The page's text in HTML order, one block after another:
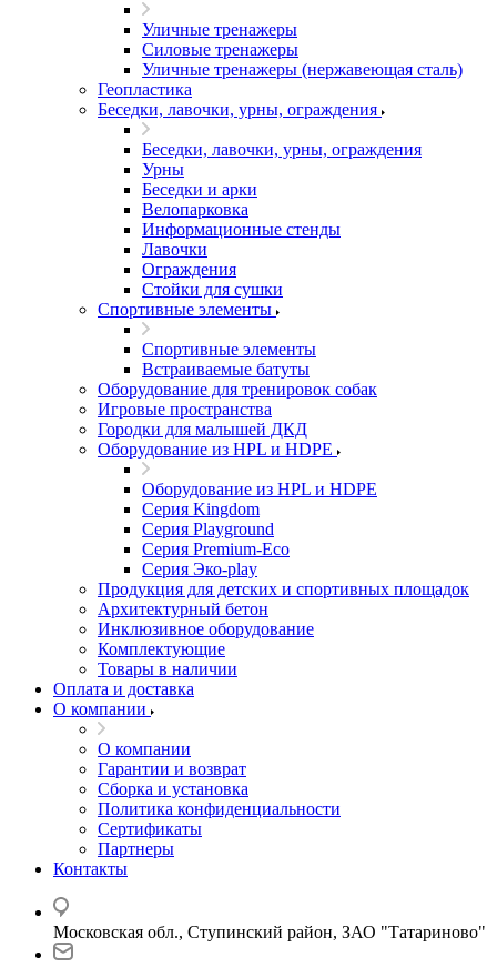
Уличные тренажеры
Силовые тренажеры
Уличные тренажеры (нержавеющая сталь)
Геопластика
Беседки, лавочки, урны, ограждения
Беседки, лавочки, урны, ограждения
Урны
Беседки и арки
Велопарковка
Информационные стенды
Лавочки
Ограждения
Стойки для сушки
Спортивные элементы
Спортивные элементы
Встраиваемые батуты
Оборудование для тренировок собак
Игровые пространства
Городки для малышей ДКД
Оборудование из HPL и HDPE
Оборудование из HPL и HDPE
Серия Kingdom
Серия Playground
Серия Premium-Eco
Серия Эко-play
Продукция для детских и спортивных площадок
Архитектурный бетон
Инклюзивное оборудование
Комплектующие
Товары в наличии
Оплата и доставка
О компании
О компании
Гарантии и возврат
Сборка и установка
Политика конфиденциальности
Сертификаты
Партнеры
Контакты
Московская обл., Ступинский район, ЗАО "Татариново"